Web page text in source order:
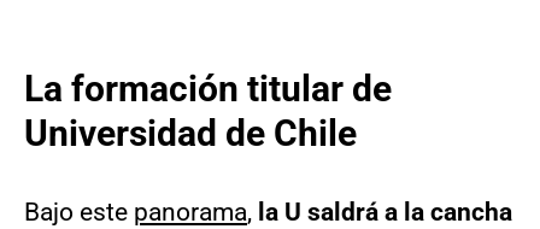
La formación titular de
Universidad de Chile
Bajo este panorama, la U saldrá a la cancha